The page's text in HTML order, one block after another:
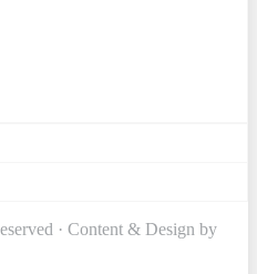
· Content & Design by